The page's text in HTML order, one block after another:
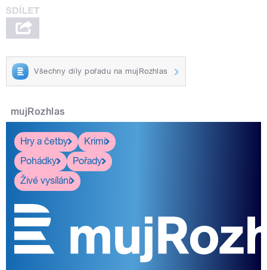
Všechny díly pořadu na mujRozhlas
mujRozhlas
Hry a četby
Krimi
Pohádky
Pořady
Živé vysílání